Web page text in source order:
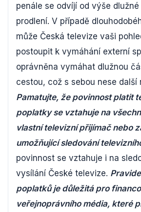
penále se odvíjí od výše
prodlení. V případě
může Česká televize vaši
postoupit k vymáhání externí
oprávněna vymáhat dlužnou
cestou, což s sebou nese další
Pamatujte, že povinnost platit
poplatky se vztahuje na
vlastní televizní přijímač nebo
umožňující sledování
povinnost se vztahuje i na
vysílání České televize.
poplatků je důležitá pro
veřejnoprávního média, které